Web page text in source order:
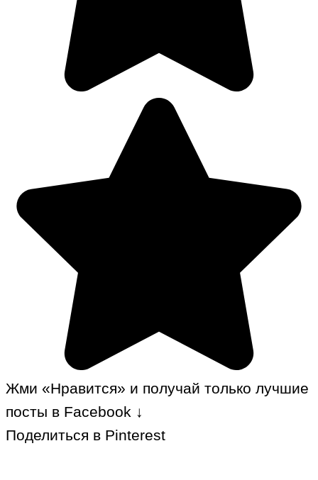
Жми «Нравится» и получай только лучшие
посты в Facebook ↓
Поделиться в Pinterest